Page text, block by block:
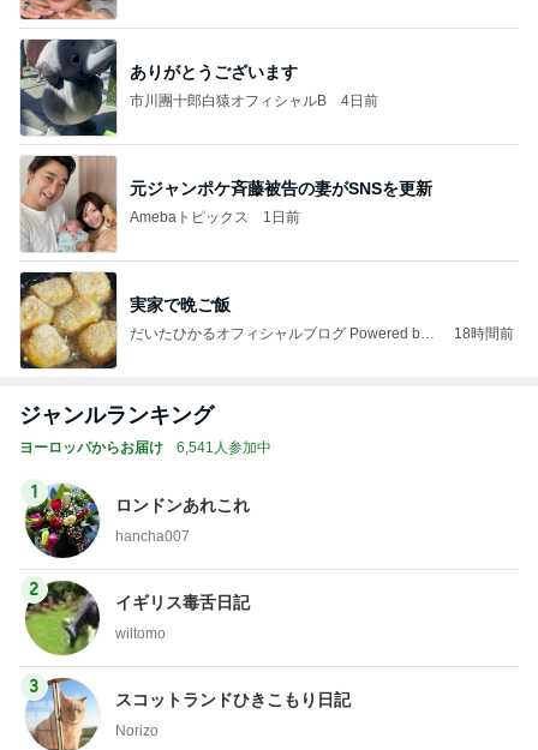
ありがとうございます
市川團十郎白猿オフィシャルB 4日前
元ジャンポケ斉藤被告の妻がSNSを更新
Amebaトピックス 1日前
実家で晩ご飯
だいたひかるオフィシャルブログ Powered by
18時間前
ジャンルランキング
ヨーロッパからお届け 6,541人参加中
1
ロンドンあれこれ
hancha007
2
イギリス毒舌日記
wiltomo
3
スコットランドひきこもり日記
Norizo